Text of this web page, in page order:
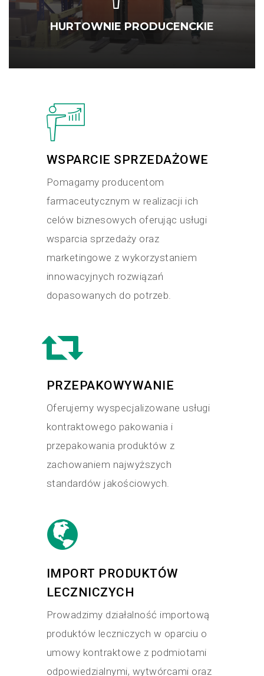
HURTOWNIE PRODUCENCKIE
WSPARCIE SPRZEDAŻOWE
Pomagamy producentom
farmaceutycznym w realizacji ich
celów biznesowych oferując usługi
wsparcia sprzedaży oraz
marketingowe z wykorzystaniem
innowacyjnych rozwiązań
dopasowanych do potrzeb.
PRZEPAKOWYWANIE
Oferujemy wyspecjalizowane usługi
kontraktowego pakowania i
przepakowania produktów z
zachowaniem najwyższych
standardów jakościowych.
IMPORT PRODUKTÓW
LECZNICZYCH
Prowadzimy działalność importową
produktów leczniczych w oparciu o
umowy kontraktowe z podmiotami
odpowiedzialnymi, wytwórcami oraz